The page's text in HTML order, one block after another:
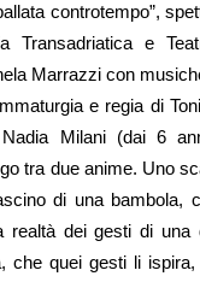
controtempo”,
Transadriatica e
Marrazzi con
e regia di
Nadia Milani (dai 6
tra due anime. Uno
di una bambola,
realtà dei gesti di una
che quei gesti li